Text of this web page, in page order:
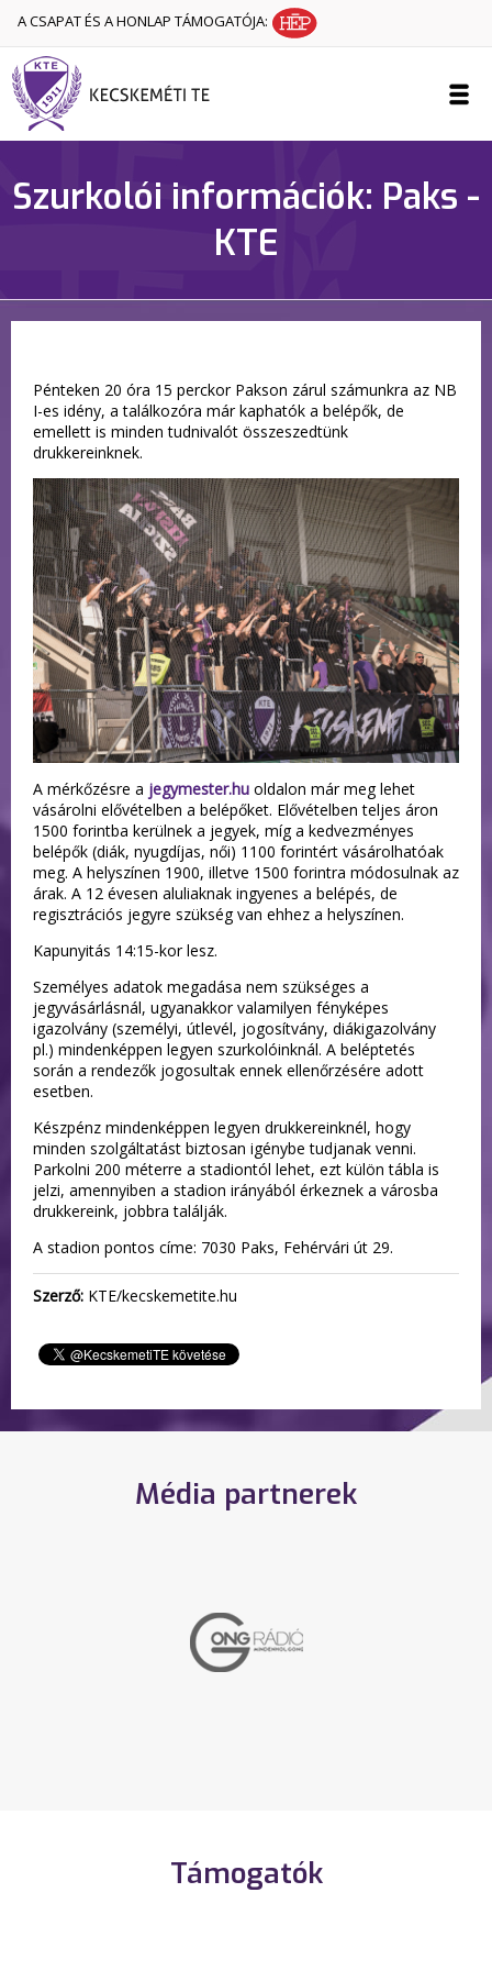
A CSAPAT ÉS A HONLAP TÁMOGATÓJA:
Szurkolói információk: Paks -
KTE
Pénteken 20 óra 15 perckor Pakson zárul számunkra az NB
I-es idény, a találkozóra már kaphatók a belépők, de
emellett is minden tudnivalót összeszedtünk
drukkereinknek.
A mérkőzésre a jegymester.hu oldalon már meg lehet
vásárolni elővételben a belépőket. Elővételben teljes áron
1500 forintba kerülnek a jegyek, míg a kedvezményes
belépők (diák, nyugdíjas, női) 1100 forintért vásárolhatóak
meg. A helyszínen 1900, illetve 1500 forintra módosulnak az
árak. A 12 évesen aluliaknak ingyenes a belépés, de
regisztrációs jegyre szükség van ehhez a helyszínen.
Kapunyitás 14:15-kor lesz.
Személyes adatok megadása nem szükséges a
jegyvásárlásnál, ugyanakkor valamilyen fényképes
igazolvány (személyi, útlevél, jogosítvány, diákigazolvány
pl.) mindenképpen legyen szurkolóinknál. A beléptetés
során a rendezők jogosultak ennek ellenőrzésére adott
esetben.
Készpénz mindenképpen legyen drukkereinknél, hogy
minden szolgáltatást biztosan igénybe tudjanak venni.
Parkolni 200 méterre a stadiontól lehet, ezt külön tábla is
jelzi, amennyiben a stadion irányából érkeznek a városba
drukkereink, jobbra találják.
A stadion pontos címe: 7030 Paks, Fehérvári út 29.
Szerző: KTE/kecskemetite.hu
Média partnerek
Támogatók